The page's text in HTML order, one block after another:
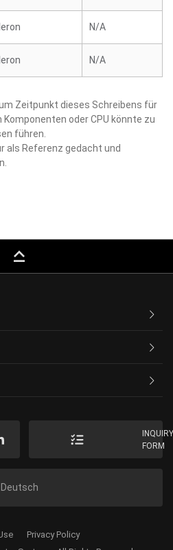
N/A
N/A
Zeitpunkt dieses Schreibens für
oder CPU könnte zu
führen.
als Referenz gedacht und
keyboard_capslock
FORM
Deutsch
Privacy Policy